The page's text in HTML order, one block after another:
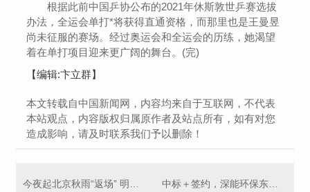
根据此前中国乒协公布的2021年休斯敦世乒赛选拔
办法，全运会单打*将获得直通资格，而那里也是王曼昱
尚未征服的赛场。经过奥运会和全运会的历练，她渴望
着在单打项目迎来更广阔的舞台。(完)
【编辑:卞立群】
本文转载自中国新闻网，内容均来自于互联网，不代表
本站观点，内容版权归属原作者及站点所有，如有对您
造成影响，请及时联系我们予以删除！